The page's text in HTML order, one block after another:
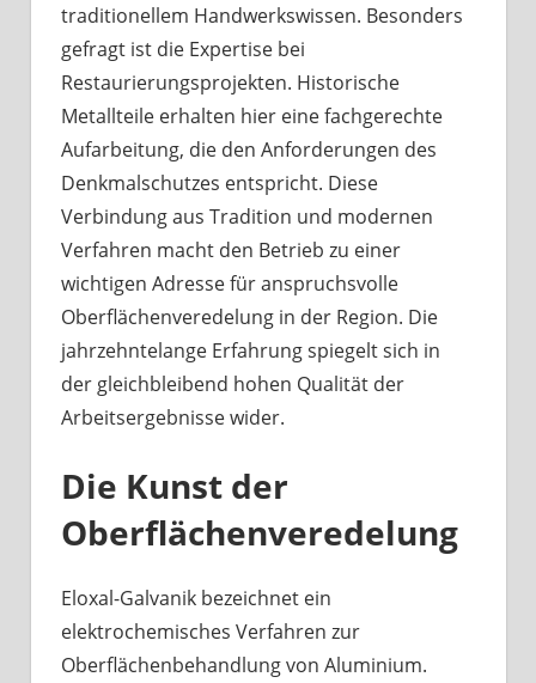
traditionellem Handwerkswissen. Besonders
gefragt ist die Expertise bei
Restaurierungsprojekten. Historische
Metallteile erhalten hier eine fachgerechte
Aufarbeitung, die den Anforderungen des
Denkmalschutzes entspricht. Diese
Verbindung aus Tradition und modernen
Verfahren macht den Betrieb zu einer
wichtigen Adresse für anspruchsvolle
Oberflächenveredelung in der Region. Die
jahrzehntelange Erfahrung spiegelt sich in
der gleichbleibend hohen Qualität der
Arbeitsergebnisse wider.
Die Kunst der
Oberflächenveredelung
Eloxal-Galvanik bezeichnet ein
elektrochemisches Verfahren zur
Oberflächenbehandlung von Aluminium.